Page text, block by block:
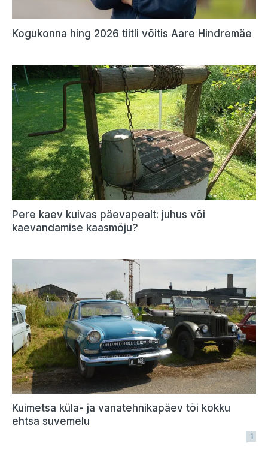
Kogukonna hing 2026 tiitli võitis Aare Hindremäe
Pere kaev kuivas päevapealt: juhus või
kaevandamise kaasmõju?
Kuimetsa küla- ja vanatehnikapäev tõi kokku
ehtsa suvemelu
1